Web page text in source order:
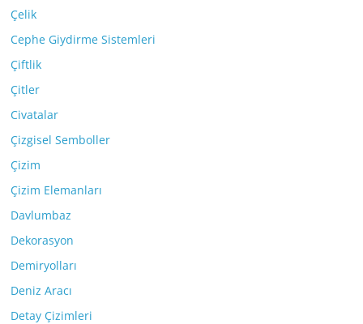
Çelik
Cephe Giydirme Sistemleri
Çiftlik
Çitler
Civatalar
Çizgisel Semboller
Çizim
Çizim Elemanları
Davlumbaz
Dekorasyon
Demiryolları
Deniz Aracı
Detay Çizimleri